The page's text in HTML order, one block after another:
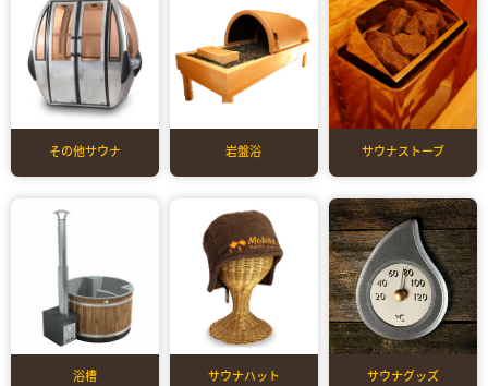
その他サウナ 岩盤浴 サウナストーブ
浴槽 サウナハット サウナグッズ